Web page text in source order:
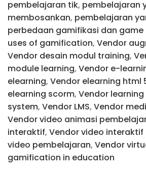
pembelajaran tik, pembelajaran
membosankan, pembelajaran
perbedaan gamifikasi dan game
uses of gamification, Vendor
Vendor desain modul training,
module learning, Vendor e-
elearning, Vendor elearning html
elearning scorm, Vendor
system, Vendor LMS, Vendor
Vendor video animasi
interaktif, Vendor video interaktif
video pembelajaran, Vendor
gamification in education